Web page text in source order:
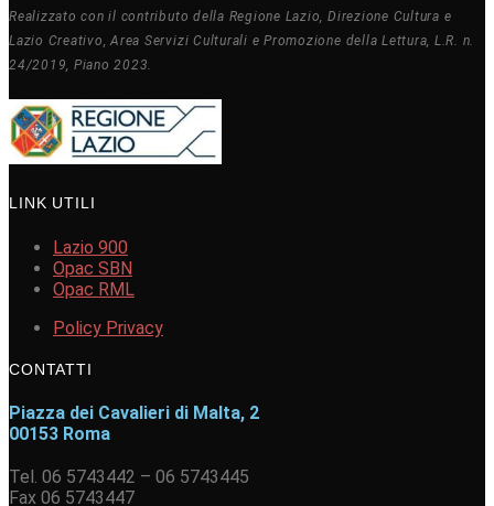
Realizzato con il contributo della Regione Lazio, Direzione Cultura e
Lazio Creativo, Area Servizi Culturali e Promozione della Lettura, L.R. n.
24/2019, Piano 2023.
LINK UTILI
Lazio 900
Opac SBN
Opac RML
Policy Privacy
CONTATTI
Piazza dei Cavalieri di Malta, 2
00153 Roma
Tel. 06 5743442 – 06 5743445
Fax 06 5743447